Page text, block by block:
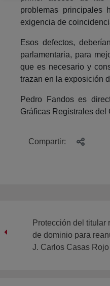
problemas principales
exigencia de
Esos defectos,
parlamentaria, para
que es necesario y
trazan en la exposición
Pedro Fandos es
Gráficas Registrales del
Compartir:
Protección del titular
de dominio para
J. Carlos Casas Rojo